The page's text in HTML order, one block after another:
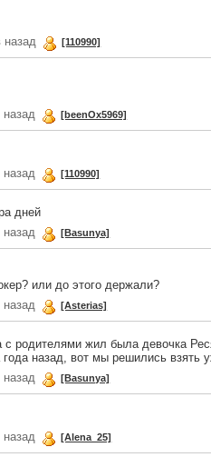
назад
[110990]
назад
[beenOx5969]
назад
[110990]
дней
назад
[Basunya]
или до этого держали?
назад
[Asterias]
с родителями жил была девочка
назад, вот мы решились взять
назад
[Basunya]
назад
[Alena_25]